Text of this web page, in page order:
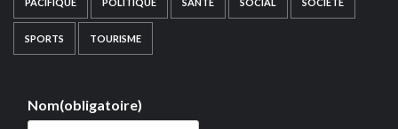
SPORTS TOURISME
Nom(obligatoire)